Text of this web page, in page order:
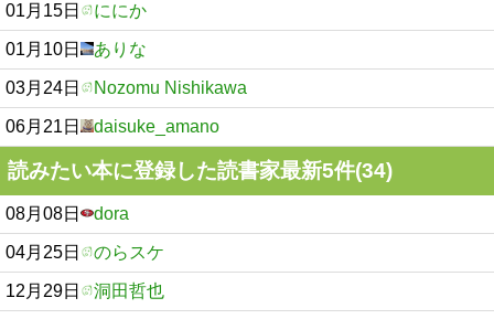
01月15日 ににか
01月10日 ありな
03月24日 Nozomu Nishikawa
06月21日 daisuke_amano
読みたい本に登録した読書家最新5件(34)
08月08日 dora
04月25日 のらスケ
12月29日 洞田哲也